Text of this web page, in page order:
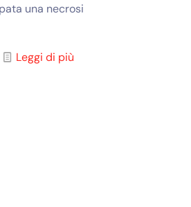
una necrosi
Leggi di più